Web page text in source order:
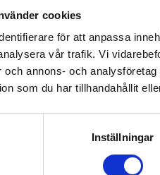
cookies
för att anpassa
vår trafik. Vi
och annons- och
som du har tillhandahållit
Inställningar
Hoodie